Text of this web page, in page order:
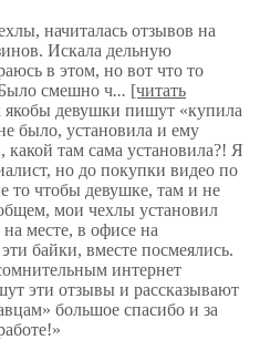
начиталась отзывов на
Искала дельную
в этом, но вот что то
смешно ч... [читать
якобы девушки пишут «купила
было, установила и ему
там сама установила?! Я
но до покупки видео по
то чтобы девушке, там и не
мои чехлы установил
месте, в офисе на
байки, вместе посмеялись.
интернет
эти отзывы и рассказывают
большое спасибо и за
»